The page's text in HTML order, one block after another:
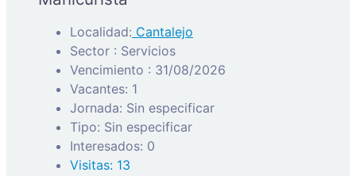
Localidad: Cantalejo
Sector : Servicios
Vencimiento : 31/08/2026
Vacantes: 1
Jornada: Sin especificar
Tipo: Sin especificar
Interesados: 0
Visitas: 13